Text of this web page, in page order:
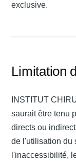
exclusive.
Limitation
INSTITUT
saurait être tenu
directs ou
de l'utilisation du
l'inaccessibilité,